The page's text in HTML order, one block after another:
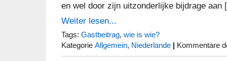
en wel door zijn uitzonderlijke bijdrage
Weiter lesen...
Tags: Gastbeitrag, wie is wie?
Kategorie Allgemein, Niederlande Kommentare